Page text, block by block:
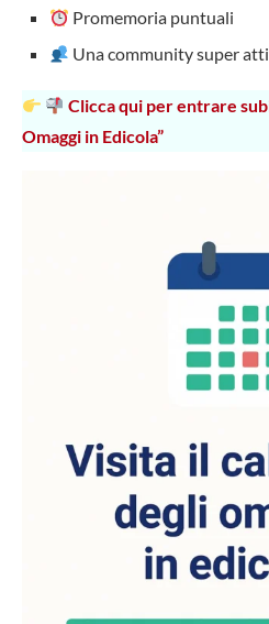
Promemoria puntuali
Una community super
Clicca qui per entrare
Omaggi in Edicola”